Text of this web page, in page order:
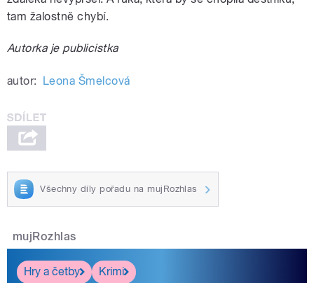
tam žalostně chybí.
Autorka je publicistka
autor: Leona Šmelcová
Všechny díly pořadu na mujRozhlas
mujRozhlas
Hry a četby
Krimi